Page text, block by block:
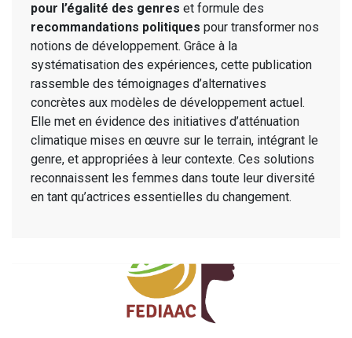
pour l’égalité des genres et formule des
recommandations politiques pour transformer nos
notions de développement. Grâce à la
systématisation des expériences, cette publication
rassemble des témoignages d’alternatives
concrètes aux modèles de développement actuel.
Elle met en évidence des initiatives d’atténuation
climatique mises en œuvre sur le terrain, intégrant le
genre, et appropriées à leur contexte. Ces solutions
reconnaissent les femmes dans toute leur diversité
en tant qu’actrices essentielles du changement.